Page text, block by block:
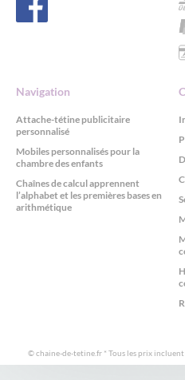
Navigation
Attache-tétine publicitaire
personnalisé
Mobiles personnalisés pour la
chambre des enfants
Chaînes de calcul apprennent
l’alphabet et les premières bases en
arithmétique
© chaine-de-tetine.fr * Tous les prix